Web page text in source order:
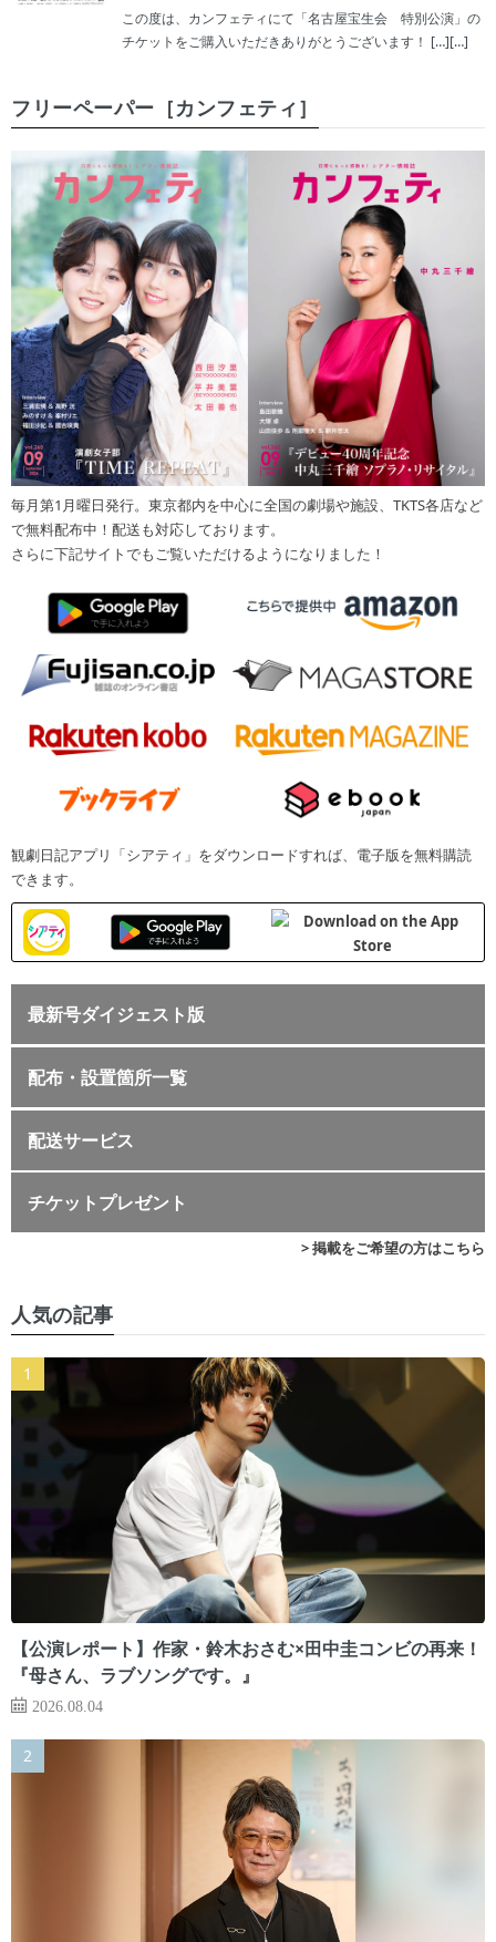
この度は、カンフェティにて「名古屋宝生会 特別公演」の
チケットをご購入いただきありがとうございます！ […][…]
フリーペーパー［カンフェティ］
毎月第1月曜日発行。東京都内を中心に全国の劇場や施設、TKTS各店など
で無料配布中！配送も対応しております。
さらに下記サイトでもご覧いただけるようになりました！
観劇日記アプリ「シアティ」をダウンロードすれば、電子版を無料購読
できます。
最新号ダイジェスト版
配布・設置箇所一覧
配送サービス
チケットプレゼント
> 掲載をご希望の方はこちら
人気の記事
【公演レポート】作家・鈴木おさむ×田中圭コンビの再来！
『母さん、ラブソングです。』
2026.08.04